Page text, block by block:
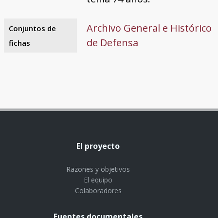
Conjuntos de
fichas
Archivo General e Histórico
de Defensa
El proyecto
Razones y objetivos
El equipo
Colaboradores